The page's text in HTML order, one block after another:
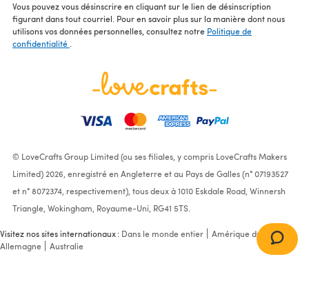
Vous pouvez vous désinscrire en cliquant sur le lien de désinscription
figurant dans tout courriel. Pour en savoir plus sur la manière dont nous
utilisons vos données personnelles, consultez notre Politique de
confidentialité
© LoveCrafts Group Limited (ou ses filiales, y compris LoveCrafts Makers
Limited) 2026, enregistré en Angleterre et au Pays de Galles (n° 07193527
et n° 8072374, respectivement), tous deux à 1010 Eskdale Road, Winnersh
Triangle, Wokingham, Royaume-Uni, RG41 5TS.
Visitez nos sites internationaux : Dans le monde entier
Amérique du Nord
Allemagne
Australie